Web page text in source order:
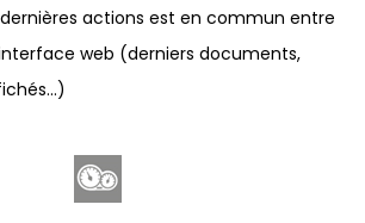
dernières actions est en commun entre
web (derniers documents,